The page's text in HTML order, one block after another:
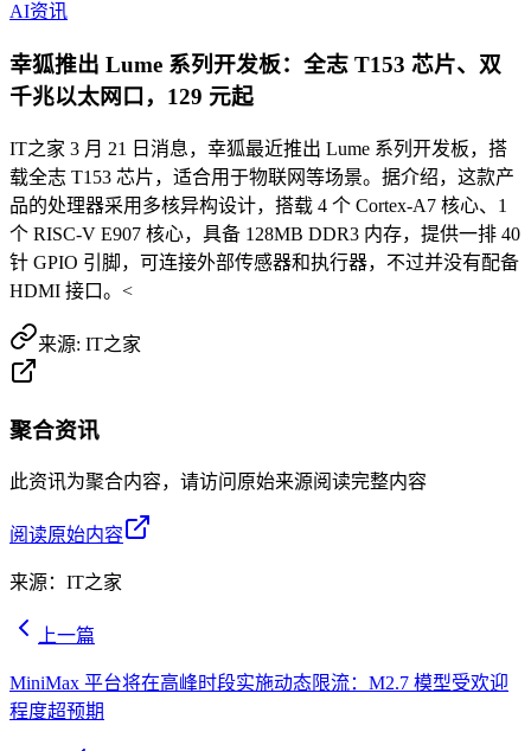
AI资讯
幸狐推出 Lume 系列开发板：全志 T153 芯片、双
千兆以太网口，129 元起
IT之家 3 月 21 日消息，幸狐最近推出 Lume 系列开发板，搭
载全志 T153 芯片，适合用于物联网等场景。据介绍，这款产
品的处理器采用多核异构设计，搭载 4 个 Cortex-A7 核心、1
个 RISC-V E907 核心，具备 128MB DDR3 内存，提供一排 40
针 GPIO 引脚，可连接外部传感器和执行器，不过并没有配备
HDMI 接口。<
来源: IT之家
聚合资讯
此资讯为聚合内容，请访问原始来源阅读完整内容
阅读原始内容
来源： IT之家
上一篇
MiniMax 平台将在高峰时段实施动态限流：M2.7 模型受欢迎
程度超预期